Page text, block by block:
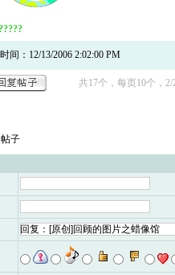
间：12/13/2006 2:02:00 PM
共17个，每页10个，2/
子